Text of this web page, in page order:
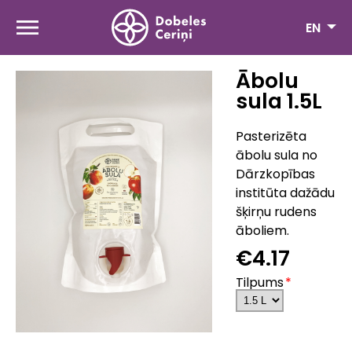
main EN
Ābolu
sula 1.5L
Pasterizēta
ābolu sula no
Dārzkopības
institūta dažādu
šķirņu rudens
āboliem.
€4.17
Tilpums